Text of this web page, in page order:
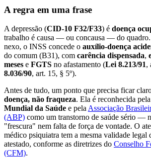
A regra em uma frase
A depressão (CID-10 F32/F33) é doença
trabalho é causa — ou concausa — do
nexo, o INSS concede o auxílio-doença
do comum (B31), com carência dispensada,
meses e FGTS no afastamento (Lei 8.213/91,
8.036/90, art. 15, § 5º).
Antes de tudo, um ponto que precisa ficar
doença, não fraqueza. Ela é reconhecida pela
Mundial da Saúde e pela Associação
(ABP) como um transtorno de saúde sério —
"frescura" nem falta de força de vontade. O
médico psiquiatra tem a mesma validade legal
atestado, conforme as diretrizes do Conselho
(CFM).